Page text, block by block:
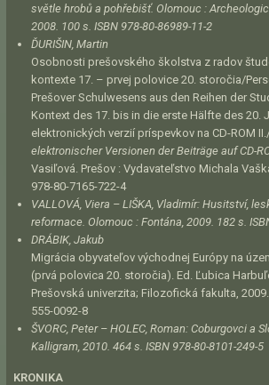
světle hrobů a pohřebišť. Olomouc :
2008. 100 s. ISBN 978-80-86989-11-2
ĎURIŠIN, Martin
Osobnosti prešovského školstva z radov
kontexte 17. – prvej polovice 20. storočia/
Prešover Schulwesens aus den Reihen der
Kontext des 17. bis in die erste Hälfte des 20.
elektronických verzií príspevkov na CD-ROM
elektronischer Versionen der Beiträge auf CD-
Vasiľová. Prešov : Vydavateľstvo Michala
978-80-7165-722-4
VALLOVÁ, Viera – LIŠKA, Vladimír: Husitství,
reformace. Olomouc : Fontána, 2009. 182 s.
DRÁBIK, Jakub
Migrácia obyvateľov východnej Európy na
(prvá polovica 20. storočia). Ed. Ľubica
Prešovská univerzita; Filozofická fakulta,
555-0092-8
ŠVORC, Peter – HOLEC, Roman: Coburgovci a
Kalligram, 2010. 464 s. ISBN 978-80-8101-249-5
KRONIKA